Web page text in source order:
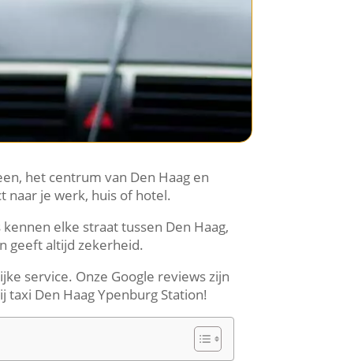
het centrum van Den Haag en
naar je werk, huis of hotel.
elke straat tussen Den Haag,
geeft altijd zekerheid.
service. Onze Google reviews zijn
Den Haag Ypenburg Station!